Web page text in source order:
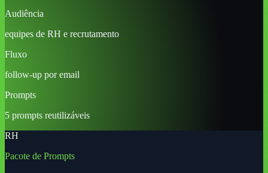
Audiência
equipes de RH e recrutamento
Fluxo
follow-up por email
Prompts
5 prompts reutilizáveis
RH
Pacote de Prompts